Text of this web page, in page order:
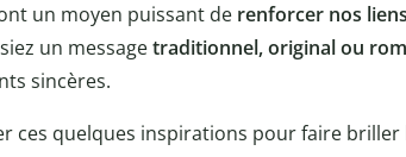
un moyen puissant de renforcer nos liens
un messagetraditionnel, original ou
sincères.
ces quelques inspirations pour faire